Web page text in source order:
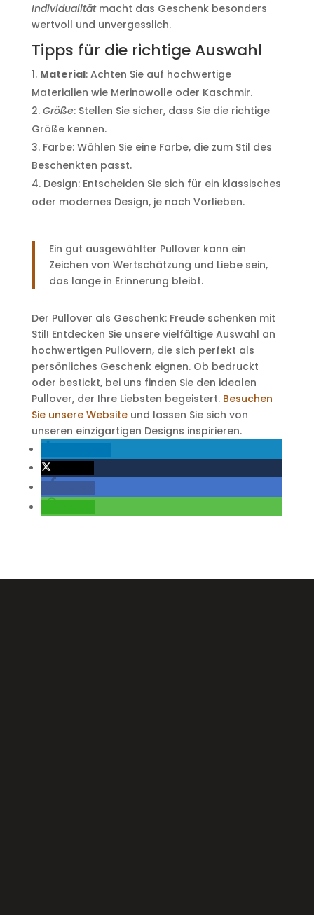
Individualitätmacht das Geschenk besonders
wertvoll und unvergesslich.
Tipps für die richtige Auswahl
Material: Achten Sie auf hochwertige
Materialien wie Merinowolle oder Kaschmir.
Größe: Stellen Sie sicher, dass Sie die richtige
Größe kennen.
Farbe: Wählen Sie eine Farbe, die zum Stil des
Beschenkten passt.
Design: Entscheiden Sie sich für ein klassisches
oder modernes Design, je nach Vorlieben.
Ein gut ausgewählter Pullover kann ein
Zeichen von Wertschätzung und Liebe sein,
das lange in Erinnerung bleibt.
Der Pullover als Geschenk: Freude schenken mit
Stil! Entdecken Sie unsere vielfältige Auswahl an
hochwertigen Pullovern, die sich perfekt als
persönliches Geschenk eignen. Ob bedruckt
oder bestickt, bei uns finden Sie den idealen
Pullover, der Ihre Liebsten begeistert. Besuchen
Sie unsere Websiteund lassen Sie sich von
unseren einzigartigen Designs inspirieren.